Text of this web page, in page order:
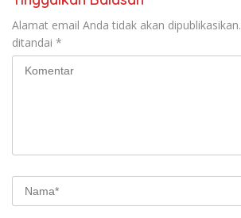
Alamat email Anda tidak akan dipublikasikan.
ditandai *